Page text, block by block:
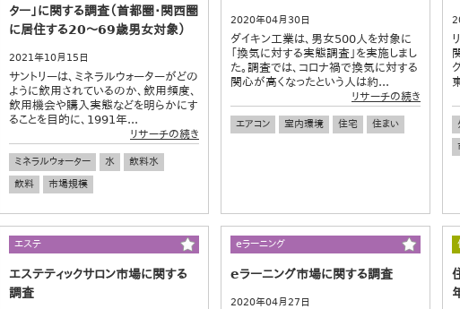
ター」に関する調査（首都圏・関西圏
に居住する20～69歳男女対象）
2021年10月15日
サントリーは、ミネラルウォーターがどの
ように飲用されているのか、飲用頻度、
飲用機会や購入実態などを明らかにす
ることを目的に、1991年...
リサーチの続き
ミネラルウォーター 水
飲料水
飲料
市場規模
2020年04月30日
ダイキン工業は、男女500人を対象に
「換気に対する実態調査」を実施しまし
た。調査では、コロナ禍で換気に対する
関心が高くなったという人は約...
リサーチの続き
エアコン 室内環境 住宅 住まい
エステ
エステティックサロン市場に関する
調査
eラーニング
eラーニング市場に関する調査
2020年04月27日